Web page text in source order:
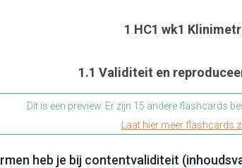
1 HC1 wk1
1.1 Validiteit en
Dit is een preview. Er zijn 15 andere flashcards
Laat hier meer flashcards
heb je bij contentvaliditeit